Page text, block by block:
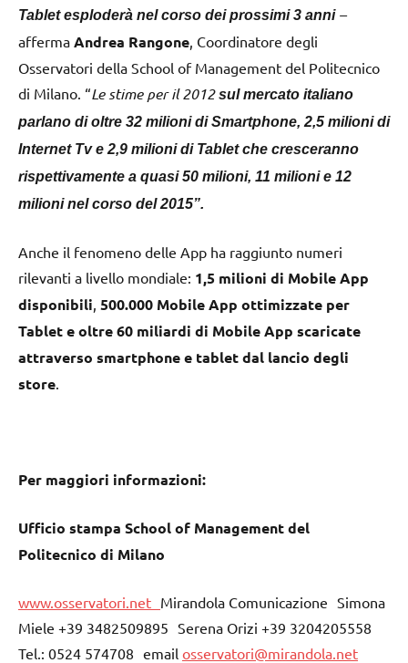
Tablet esploderà nel corso dei prossimi 3 anni–
afferma Andrea Rangone , Coordinatore degli
Osservatori della School of Management del Politecnico
di Milano. “Le stime per il 2012sul mercato italiano
parlano di oltre 32 milioni di Smartphone, 2,5 milioni di
Internet Tv e 2,9 milioni di Tablet che cresceranno
rispettivamente a quasi 50 milioni, 11 milioni e 12
milioni nel corso del 2015”.
Anche il fenomeno delle App ha raggiunto numeri
rilevanti a livello mondiale: 1,5 milioni di Mobile App
disponibili 500.000 Mobile App ottimizzate per
Tablet eoltre 60 miliardi di Mobile App scaricate
attraverso smartphone e tabletdal lancio degli
store
Per maggiori informazioni:
Ufficio stampa School of Management del
Politecnico di Milano
www.osservatori.net Mirandola Comunicazione Simona
Miele +39 3482509895 Serena Orizi +39 3204205558
Tel.: 0524 574708 email osservatori@mirandola.net